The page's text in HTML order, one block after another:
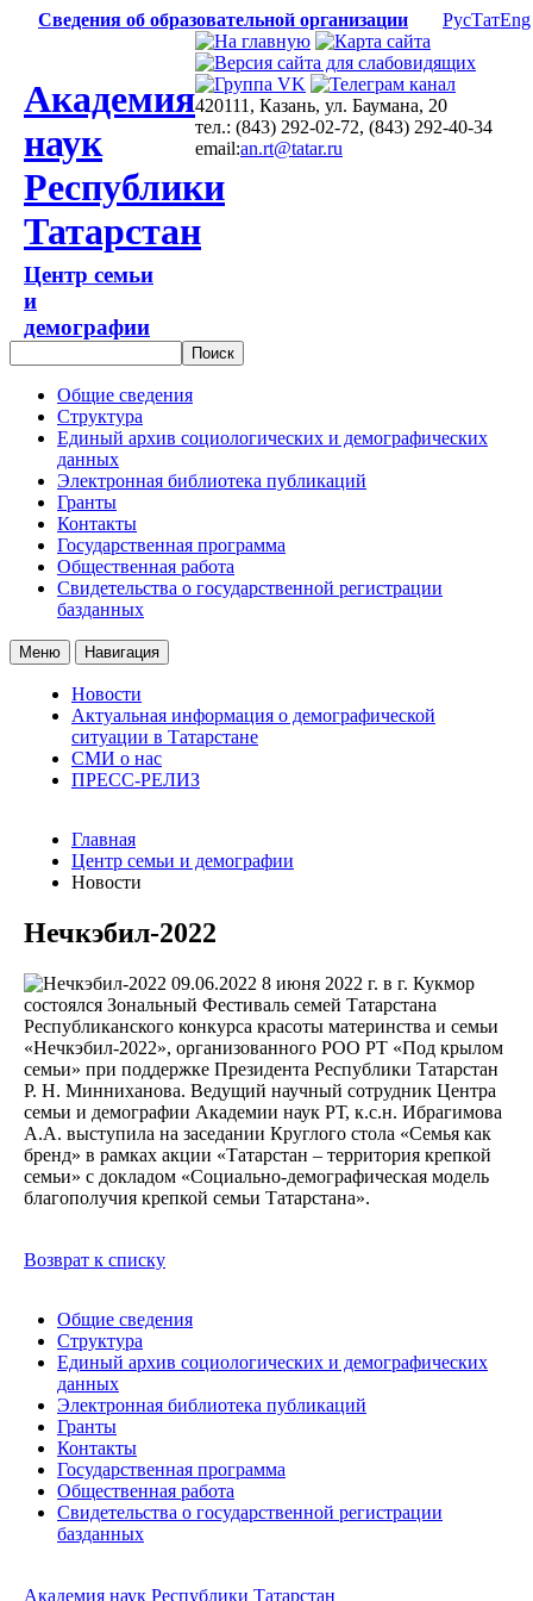
Сведения об образовательной организации РусТатEng
Академия
наук
Республики
Татарстан
Центр семьи
и
демографии
420111, Казань, ул. Баумана, 20
тел.: (843) 292-02-72, (843) 292-40-34
email:an.rt@tatar.ru
Общие сведения
Структура
Единый архив социологических и демографических
данных
Электронная библиотека публикаций
Гранты
Контакты
Государственная программа
Общественная работа
Свидетельства о государственной регистрации
базданных
Меню Навигация
Новости
Актуальная информация о демографической
ситуации в Татарстане
СМИ о нас
ПРЕСС-РЕЛИЗ
Главная
Центр семьи и демографии
Новости
Нечкэбил-2022
09.06.2022 8 июня 2022 г. в г. Кукмор
состоялся Зональный Фестиваль семей Татарстана
Республиканского конкурса красоты материнства и семьи
«Нечкэбил-2022», организованного РОО РТ «Под крылом
семьи» при поддержке Президента Республики Татарстан
Р. Н. Минниханова. Ведущий научный сотрудник Центра
семьи и демографии Академии наук РТ, к.с.н. Ибрагимова
А.А. выступила на заседании Круглого стола «Семья как
бренд» в рамках акции «Татарстан – территория крепкой
семьи» с докладом «Социально-демографическая модель
благополучия крепкой семьи Татарстана».
Возврат к списку
Общие сведения
Структура
Единый архив социологических и демографических
данных
Электронная библиотека публикаций
Гранты
Контакты
Государственная программа
Общественная работа
Свидетельства о государственной регистрации
базданных
Академия наук Республики Татарстан